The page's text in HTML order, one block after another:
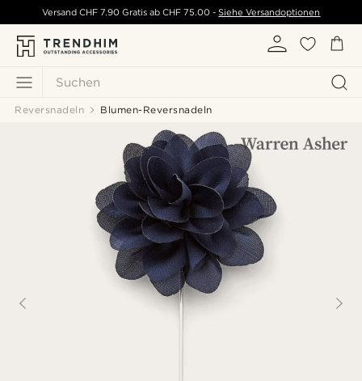
Suchen
Versand CHF 7.90 Gratis ab CHF 75.00 - Siehe Versandoptionen
Reversnadeln Blumen-Reversnadeln